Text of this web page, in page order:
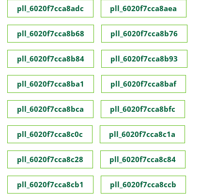
pll_6020f7cca8adc pll_6020f7cca8aea
pll_6020f7cca8b68 pll_6020f7cca8b76
pll_6020f7cca8b84 pll_6020f7cca8b93
pll_6020f7cca8ba1 pll_6020f7cca8baf
pll_6020f7cca8bca pll_6020f7cca8bfc
pll_6020f7cca8c0c pll_6020f7cca8c1a
pll_6020f7cca8c28 pll_6020f7cca8c84
pll_6020f7cca8cb1 pll_6020f7cca8ccb